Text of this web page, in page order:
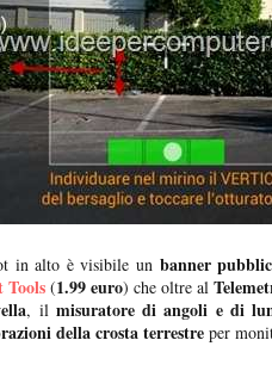
in alto è visibile un banner
Tools(1.99 euro) che oltre al
, il misuratore di angoli e di
della crosta terrestre per